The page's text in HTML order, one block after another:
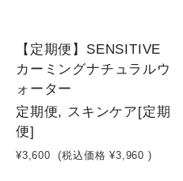
NEW
【定期便】SENSITIVE
カーミングナチュラルウ
ォーター
定期便, スキンケア[定期
便]
¥3,600 (税込価格 ¥3,960 )